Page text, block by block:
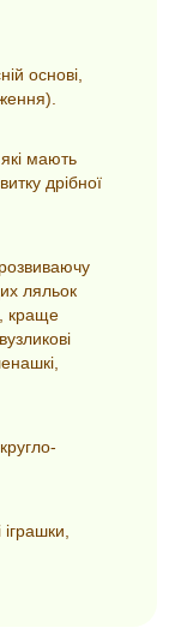
основі,
мають
дрібної
ляльок
краще